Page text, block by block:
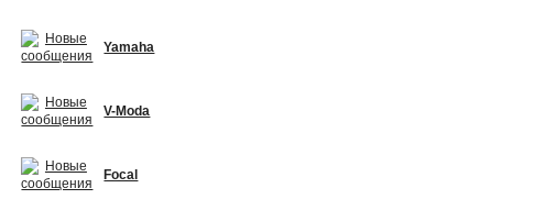
Yamaha
V-Moda
Focal